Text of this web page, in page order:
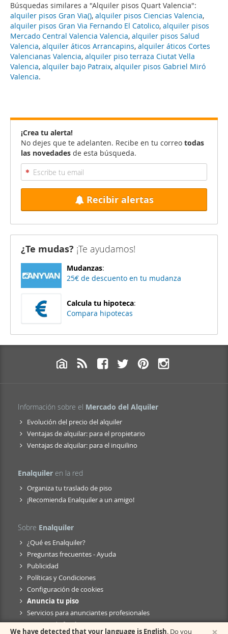
Búsquedas similares a "Alquiler pisos Quart Valencia":
alquiler pisos Gran Via(), alquiler pisos Ciencias Valencia,
alquiler pisos Gran Via Fernando El Catolico, alquiler pisos
Mercado Central Valencia Valencia, alquiler pisos Salud
Valencia, alquiler áticos Arrancapins, alquiler áticos Cortes
Valencianas Valencia, alquiler piso terraza Ciutat Vella
Valencia, alquiler bajo Patraix, alquiler pisos Gabriel Miró
Valencia.
¡Crea tu alerta!
No dejes que te adelanten. Recibe en tu correo todas
las novedades de esta búsqueda.
Recibir alertas
¿Te mudas? ¡Te ayudamos!
Mudanzas:
25€ de descuento en tu mudanza
Calcula tu hipoteca:
Compara hipotecas
Información sobre el Mercado del Alquiler
Evolución del precio del alquiler
Ventajas de alquilar: para el propietario
Ventajas de alquilar: para el inquilino
Enalquiler en la red
Organiza tu traslado de piso
¡Recomienda Enalquiler a un amigo!
Sobre Enalquiler
¿Qué es Enalquiler?
Preguntas frecuentes - Ayuda
Publicidad
Políticas y Condiciones
Configuración de cookies
Anuncia tu piso
Servicios para anunciantes profesionales
Anuncio de fusión
We have detected that your language is English. Do you